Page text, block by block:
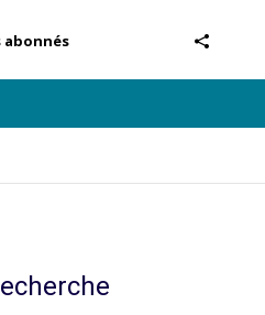
abonnés